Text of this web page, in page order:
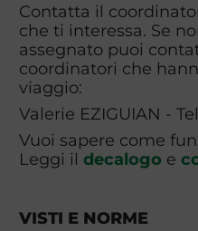
Contatta il
che ti interessa. Se
assegnato puoi
coordinatori che
viaggio:
Valerie EZIGUIAN -
Vuoi sapere come
Leggi il decalogo e
VISTI E NORME